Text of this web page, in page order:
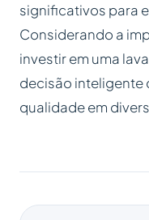
significativos para
Considerando a
investir em uma
decisão inteligente
qualidade em